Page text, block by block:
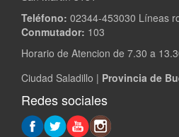
Teléfono: 02344-453030 Líneas
Conmutador: 103
Horario de Atencion de 7.30 a
Ciudad Saladillo | Provincia de
Redes sociales